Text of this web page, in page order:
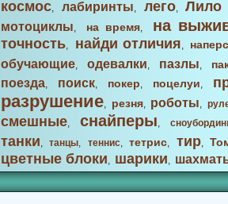
космос, лабиринты, лего,Лило
мотоциклы, на время, на
точность, найди отличия,
обучающие, одевалки, пазлы,
поезда, поиск, покер, поцелуи,
разрушение, резня, роботы,
смешные, снайперы,
танки,танцы, теннис,тетрис, тир,
цветные блоки, шарики,